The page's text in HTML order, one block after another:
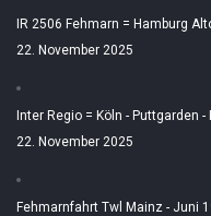
IR 2506 Fehmarn = Hamburg
22. November 2025
Inter Regio = Köln - Puttgarden -
22. November 2025
Fehmarnfahrt Twl Mainz - Juni